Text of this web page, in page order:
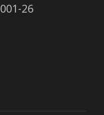
26